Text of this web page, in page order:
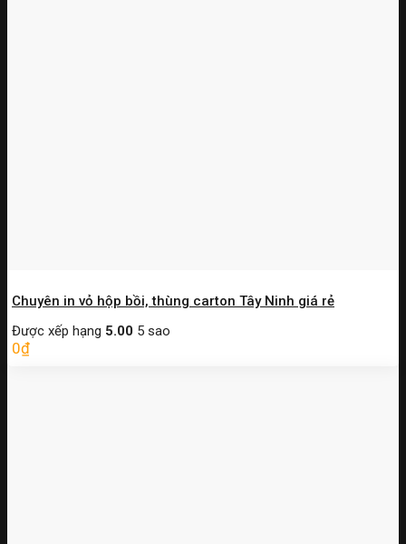
Chuyên in vỏ hộp bồi, thùng carton Tây Ninh giá rẻ
Được xếp hạng 5.00 5 sao
0₫